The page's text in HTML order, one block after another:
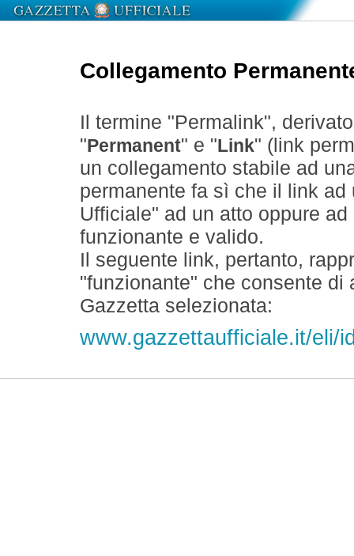
Collegamento
Il termine "Permalink",
" Permanent" e " Link" (link
un collegamento stabile ad
permanente fa sì che il link
Ufficiale" ad un atto oppure
funzionante e valido.
Il seguente link, pertanto,
"funzionante" che consente
Gazzetta selezionata:
www.gazzettaufficiale.it/eli/